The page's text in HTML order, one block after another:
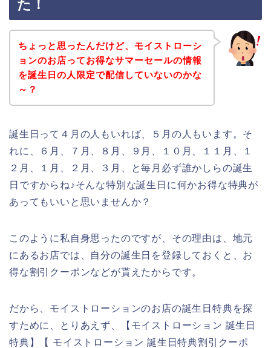
た！
ちょっと思ったんだけど、モイストローシ
ョンのお店ってお得なサマーセールの情報
を誕生日の人限定で配信していないのかな
～？
誕生日って４月の人もいれば、５月の人もいます。そ
れに、６月、７月、８月、９月、１０月、１１月、１
２月、１月、２月、３月、と毎月必ず誰かしらの誕生
日ですからね♪そんな特別な誕生日に何かお得な特典が
あってもいいと思いませんか？
このように私自身思ったのですが、その理由は、地元
にあるお店では、自分の誕生日を登録しておくと、お
得な割引クーポンなどが貰えたからです。
だから、モイストローションのお店の誕生日特典を探
すために、とりあえず、【モイストローション 誕生日
特典】【 モイストローション 誕生日特典割引クーポ